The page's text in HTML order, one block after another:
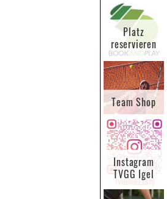
Platz
reservieren
Team Shop
Instagram
TVGG Igel